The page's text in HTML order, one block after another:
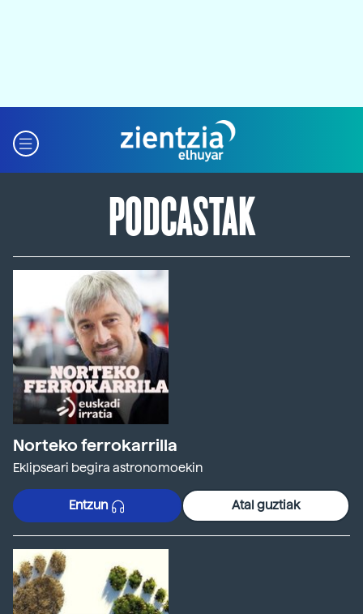
PODCASTAK
Norteko ferrokarrilla
Eklipseari begira astronomoekin
Entzun Atal guztiak